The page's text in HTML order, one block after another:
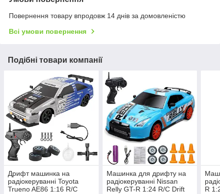
Повернення товару впродовж 14 днів за домовленістю
Всі умови повернення
Подібні товари компанії
Дрифт машинка на
радіокеруванні Toyota
Trueno AE86 1:16 R/C
Машинка для дрифту на
радіокеруванні Nissan
Relly GT-R 1:24 R/C Drift
R